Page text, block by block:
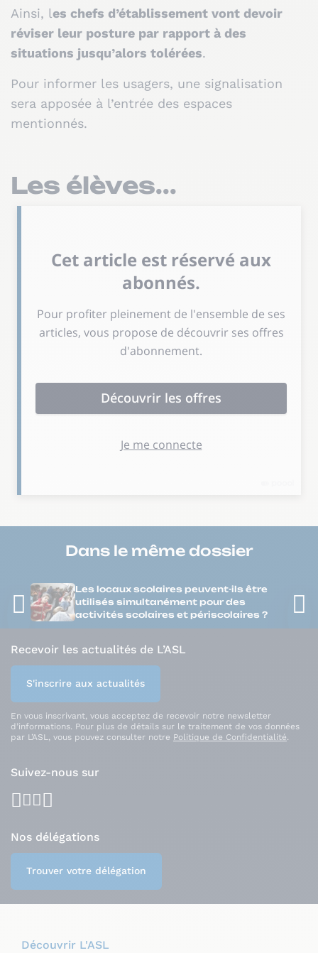
Ainsi, les chefs d’établissement vont devoir
réviser leur posture par rapport à des
situations jusqu’alors tolérées.
Pour informer les usagers, une signalisation
sera apposée à l’entrée des espaces
mentionnés.
Les élèves...
Dans le même dossier
Les locaux scolaires peuvent-ils être
utilisés simultanément pour des
activités scolaires et périscolaires ?
Recevoir les actualités de L’ASL
S'inscrire aux actualités
En vous inscrivant, vous acceptez de recevoir notre newsletter
d’informations. Pour plus de détails sur le traitement de vos données
par L’ASL, vous pouvez consulter notre Politique de Confidentialité
Suivez-nous sur
facebook
instagram
linkedin
Nos délégations
Trouver votre délégation
Découvrir L'ASL